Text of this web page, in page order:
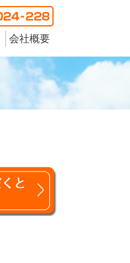
会社概要